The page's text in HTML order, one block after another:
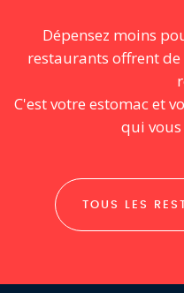
Dépensez moins
restaurants offrent
C'est votre estomac et
qui
TOUS LES